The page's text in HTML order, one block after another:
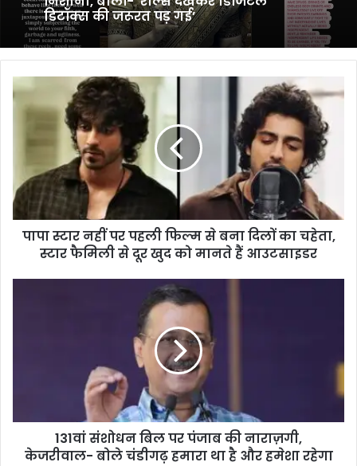
डिटॉक्स की जरूरत पड़ गई’
पापा
स्टार
फिल्म
बना
दिलों
पापा स्टार नहीं पर पहली फिल्म से बना दिलों का चहेता,
स्टार फैमिली से दूर खुद को मानते हैं आउटसाइडर
बोले
हमारा
131वां संशोधन बिल पर पंजाब की नाराज़गी,
केजरीवाल- बोले चंडीगढ़ हमारा था है और हमेशा रहेगा